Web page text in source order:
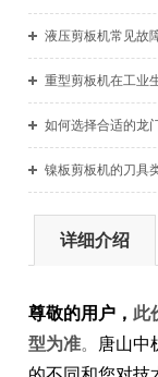
液压剪板机常见故
重型剪板机在工业
如何选择合适的龙
镍板剪板机的刀具
详细介绍
尊敬的用户， 此
型为准。 唐山中